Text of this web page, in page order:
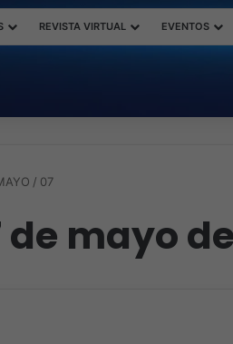
REVISTA VIRTUAL EVENTOS
/ 07
de mayo